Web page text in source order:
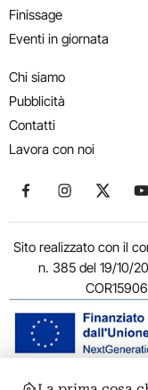
Finissage
Eventi in giornata
Chi siamo
Pubblicità
Contatti
Lavora con noi
Seguici suSeguici su
Sito realizzato con il
n. 385 del 19/10/